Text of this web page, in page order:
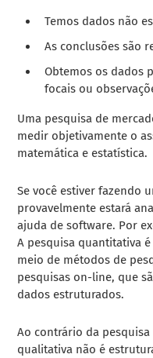
Temos dados não
As conclusões são
Obtemos os dados
focais ou
Uma pesquisa de
medir objetivamente o
matemática e estatística.
Se você estiver fazendo
provavelmente estará
ajuda de software. Por
A pesquisa quantitativa
meio de métodos de
pesquisas on-line, que
dados estruturados.
Ao contrário da
qualitativa não é